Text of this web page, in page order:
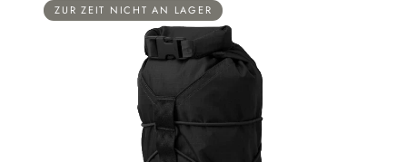
ZUR ZEIT NICHT AN LAGER